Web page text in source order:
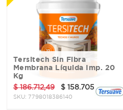
Tersitech Sin Fibra
Membrana Líquida Imp. 20
Kg
$186.712,49 $ 158.705,62
SKU: 7798018386140